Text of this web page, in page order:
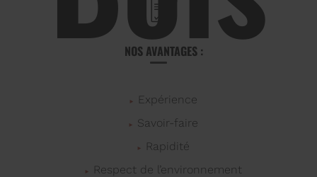
NOS AVANTAGES :
Expérience
Savoir-faire
Rapidité
Respect de l’environnement